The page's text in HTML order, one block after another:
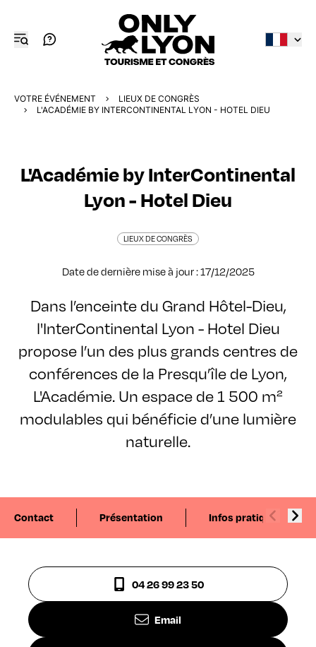
VOTRE ÉVÉNEMENT
LIEUX DE CONGRÈS
L'ACADÉMIE BY INTERCONTINENTAL LYON - HOTEL DIEU
L'Académie by InterContinental
Lyon - Hotel Dieu
LIEUX DE CONGRÈS
Date de dernière mise à jour : 17/12/2025
Dans l’enceinte du Grand Hôtel-Dieu,
l'InterContinental Lyon - Hotel Dieu
propose l’un des plus grands centres de
conférences de la Presqu’île de Lyon,
L'Académie. Un espace de 1 500 m²
modulables qui bénéficie d’une lumière
naturelle.
Contact Présentation Infos pratiques
04 26 99 23 50
Email